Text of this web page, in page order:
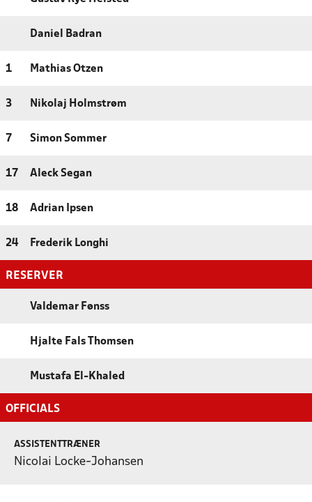
Daniel Badran
1 Mathias Otzen
3 Nikolaj Holmstrøm
7 Simon Sommer
17 Aleck Segan
18 Adrian Ipsen
24 Frederik Longhi
RESERVER
Valdemar Fønss
Hjalte Fals Thomsen
Mustafa El-Khaled
OFFICIALS
ASSISTENTTRÆNER
Nicolai Locke-Johansen